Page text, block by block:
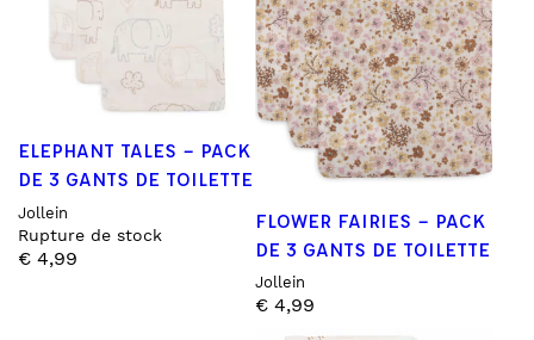
ELEPHANT TALES – PACK
DE 3 GANTS DE TOILETTE
Jollein
Rupture de stock
€ 4,99
FLOWER FAIRIES – PACK
DE 3 GANTS DE TOILETTE
Jollein
€ 4,99